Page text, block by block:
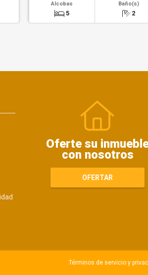
Alcobas
5
Baño(s)
2
Oferte su
con nosotros
OFERTAR
Términos de servicio y